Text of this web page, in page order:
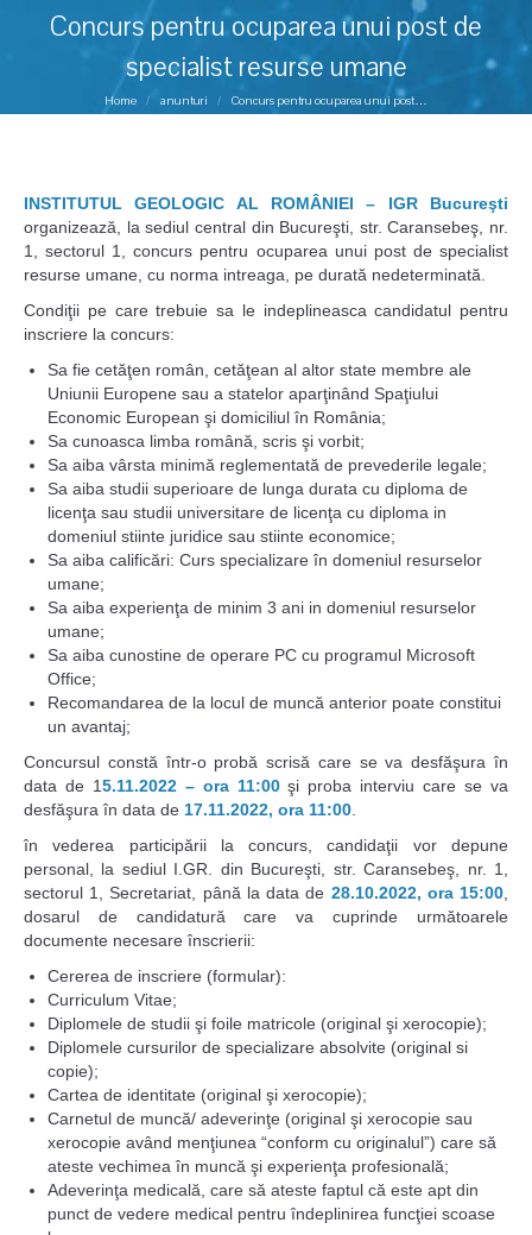
Concurs pentru ocuparea unui post de
specialist resurse umane
You are here:
Home anunturi Concurs pentru ocuparea unui post…
INSTITUTUL GEOLOGIC AL ROMÂNIEI – IGR Bucureşti
organizează, la sediul central din Bucureşti, str. Caransebeş, nr.
1, sectorul 1, concurs pentru ocuparea unui post de specialist
resurse umane, cu norma intreaga, pe durată nedeterminată.
Condiţii pe care trebuie sa le indeplineasca candidatul pentru
inscriere la concurs:
Sa fie cetăţen român, cetăţean al altor state membre ale
Uniunii Europene sau a statelor aparţinând Spaţiului
Economic European şi domiciliul în România;
Sa cunoasca limba română, scris şi vorbit;
Sa aiba vârsta minimă reglementată de prevederile legale;
Sa aiba studii superioare de lunga durata cu diploma de
licenţa sau studii universitare de licenţa cu diploma in
domeniul stiinte juridice sau stiinte economice;
Sa aiba calificări: Curs specializare în domeniul resurselor
umane;
Sa aiba experienţa de minim 3 ani in domeniul resurselor
umane;
Sa aiba cunostine de operare PC cu programul Microsoft
Office;
Recomandarea de la locul de muncă anterior poate constitui
un avantaj;
Concursul constă într-o probă scrisă care se va desfăşura în
data de 15.11.2022 – ora 11:00şi proba interviu care se va
desfăşura în data de 17.11.2022, ora 11:00
în vederea participării la concurs, candidaţii vor depune
personal, la sediul I.GR. din Bucureşti, str. Caransebeş, nr. 1,
sectorul 1, Secretariat, până la data de 28.10.2022, ora 15:00
dosarul de candidatură care va cuprinde următoarele
documente necesare înscrierii:
Cererea de inscriere (formular):
Curriculum Vitae;
Diplomele de studii şi foile matricole (original şi xerocopie);
Diplomele cursurilor de specializare absolvite (original si
copie);
Cartea de identitate (original şi xerocopie);
Carnetul de muncă/ adeverinţe (original şi xerocopie sau
xerocopie având menţiunea “conform cu originalul”) care să
ateste vechimea în muncă şi experienţa profesională;
Adeverinţa medicală, care să ateste faptul că este apt din
punct de vedere medical pentru îndeplinirea funcţiei scoase